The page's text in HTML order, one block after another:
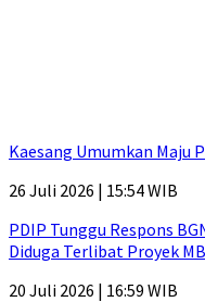
Kaesang Umumkan Maju
26 Juli 2026 | 15:54 WIB
PDIP Tunggu Respons
Diduga Terlibat Proyek
20 Juli 2026 | 16:59 WIB